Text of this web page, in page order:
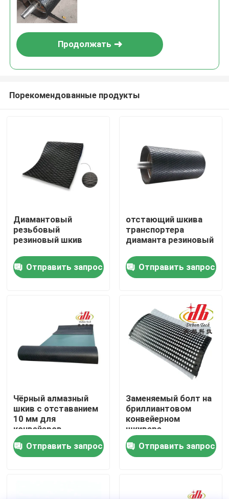
Продукция
Ролики
Наша фабрика
контроль качества
контактные данные
Новости
Продолжать
Порекомендованные продукты
Диамантовый
резьбовый
резиновый шкив
Отправить запрос
отстающий шкива
транспортера
диаманта резиновый
Отправить запрос
Чёрный алмазный
шкив с отставанием
10 мм для
конвейеров
Отправить запрос
Заменяемый болт на
бриллиантовом
конвейерном
шкивере
Отправить запрос